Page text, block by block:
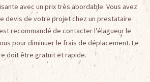
avec un prix très abordable. Vous avez
devis de votre projet chez un prestataire
recommandé de contacter l’élagueur le
pour diminuer le frais de déplacement. Le
doit être gratuit et rapide.